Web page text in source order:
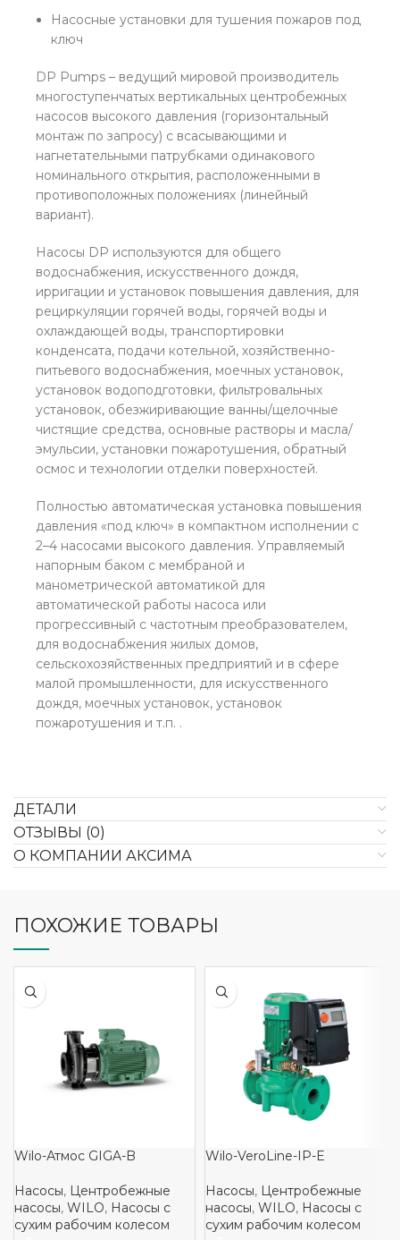
Насосные установки для тушения пожаров под
ключ
DP Pumps – ведущий мировой производитель
многоступенчатых вертикальных центробежных
насосов высокого давления (горизонтальный
монтаж по запросу) с всасывающими и
нагнетательными патрубками одинакового
номинального открытия, расположенными в
противоположных положениях (линейный
вариант).
Насосы DP используются для общего
водоснабжения, искусственного дождя,
ирригации и установок повышения давления, для
рециркуляции горячей воды, горячей воды и
охлаждающей воды, транспортировки
конденсата, подачи котельной, хозяйственно-
питьевого водоснабжения, моечных установок,
установок водоподготовки, фильтровальных
установок, обезжиривающие ванны/щелочные
чистящие средства, основные растворы и масла/
эмульсии, установки пожаротушения, обратный
осмос и технологии отделки поверхностей.
Полностью автоматическая установка повышения
давления «под ключ» в компактном исполнении с
2–4 насосами высокого давления. Управляемый
напорным баком с мембраной и
манометрической автоматикой для
автоматической работы насоса или
прогрессивный с частотным преобразователем,
для водоснабжения жилых домов,
сельскохозяйственных предприятий и в сфере
малой промышленности, для искусственного
дождя, моечных установок, установок
пожаротушения и т.п. .
ДЕТАЛИ
ОТЗЫВЫ (0)
О КОМПАНИИ АКСИМА
ПОХОЖИЕ ТОВАРЫ
Wilo-Атмос GIGA-B
Насосы, Центробежные
насосы, WILO, Насосы с
сухим рабочим колесом
Wilo-VeroLine-IP-E
Насосы, Центробежные
насосы, WILO, Насосы с
сухим рабочим колесом